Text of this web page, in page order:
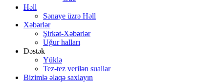
Həll
Sənaye üzrə Həll
Xəbərlər
Şirkət-Xəbərlər
Uğur halları
Dəstək
Yüklə
Tez-tez verilən suallar
Bizimlə əlaqə saxlayın